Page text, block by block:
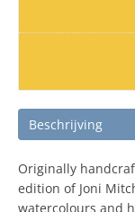
Beschrijving
Originally
edition of Joni
watercolours and